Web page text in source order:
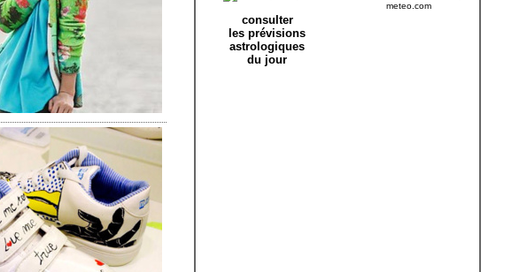
consulter
les prévisions
astrologiques
du jour
meteo.com